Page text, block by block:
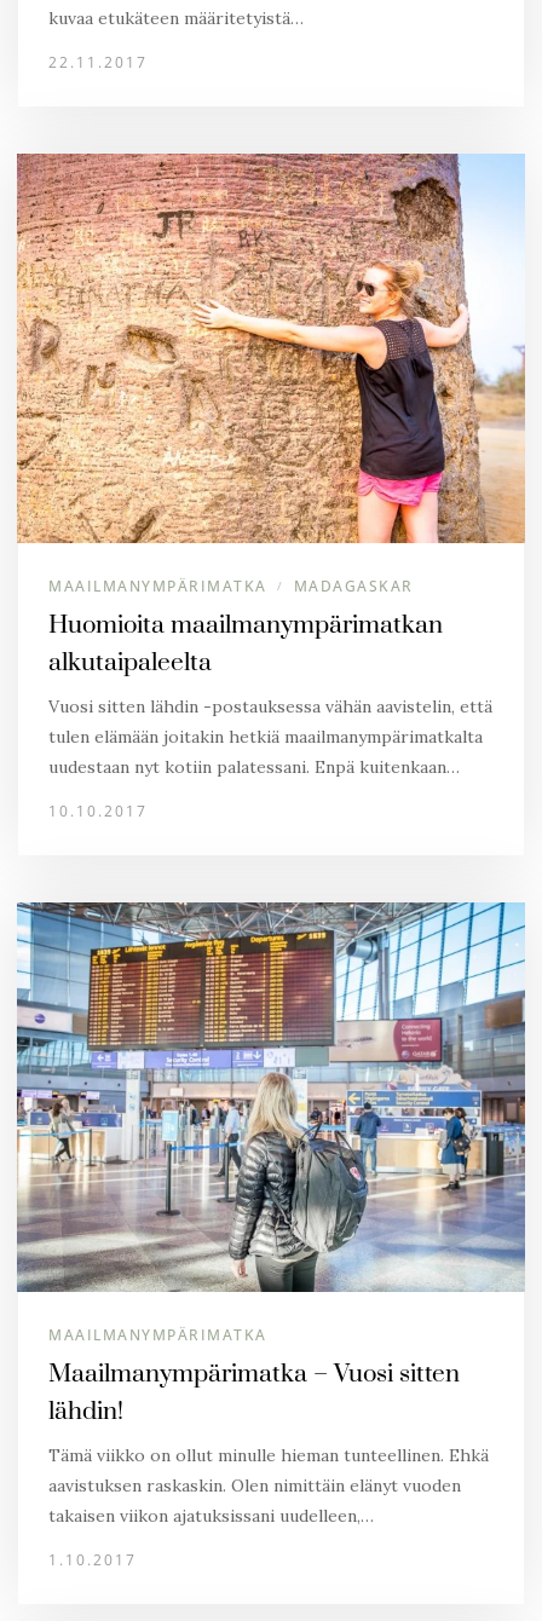
kuvaa etukäteen määritetyistä…
22.11.2017
MAAILMANYMPÄRIMATKA / MADAGASKAR
Huomioita maailmanympärimatkan
alkutaipaleelta
Vuosi sitten lähdin -postauksessa vähän aavistelin, että
tulen elämään joitakin hetkiä maailmanympärimatkalta
uudestaan nyt kotiin palatessani. Enpä kuitenkaan…
10.10.2017
MAAILMANYMPÄRIMATKA
Maailmanympärimatka – Vuosi sitten
lähdin!
Tämä viikko on ollut minulle hieman tunteellinen. Ehkä
aavistuksen raskaskin. Olen nimittäin elänyt vuoden
takaisen viikon ajatuksissani uudelleen,…
1.10.2017